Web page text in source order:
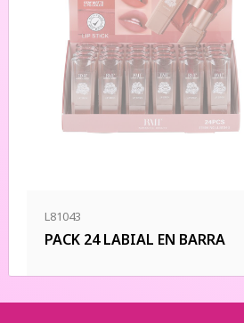
L81043
PACK 24 LABIAL EN BARRA